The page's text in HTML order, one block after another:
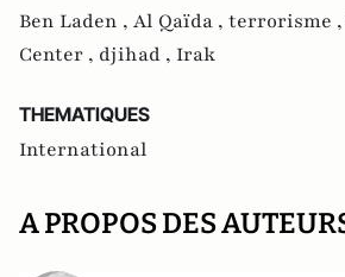
Ben Laden , Al Qaïda , terrorisme ,
Center , djihad , Irak
THEMATIQUES
International
A PROPOS DES